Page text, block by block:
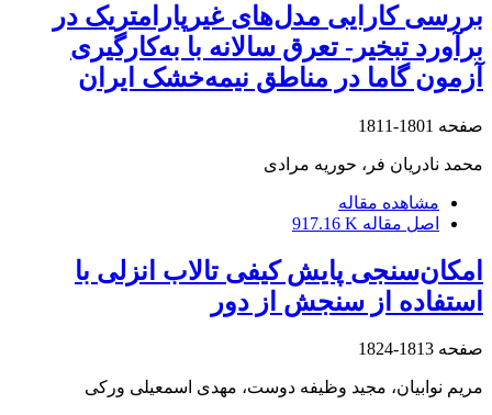
بررسی کارایی مدل‌های غیرپارامتریک در
برآورد تبخیر- تعرق سالانه با به‌کارگیری
آزمون گاما در مناطق نیمه‌خشک ایران
صفحه 1801-1811
محمد نادریان فر، حوریه مرادی
مشاهده مقاله
اصل مقاله 917.16 K
امکان‌سنجی پایش کیفی تالاب انزلی با
استفاده از سنجش از دور
صفحه 1813-1824
مریم نوابیان، مجید وظیفه دوست، مهدی اسمعیلی ورکی